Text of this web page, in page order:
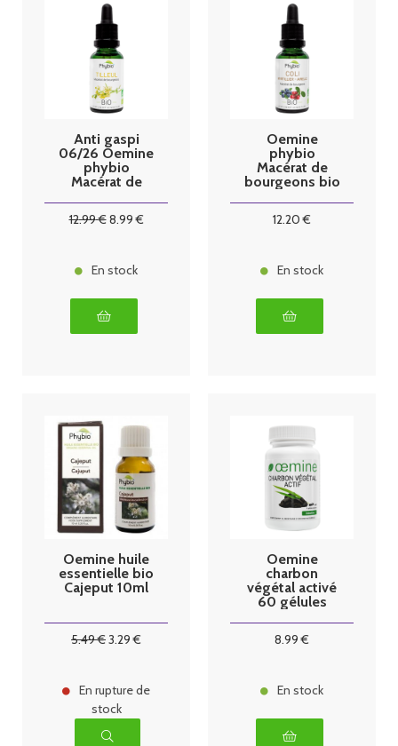
Anti gaspi
06/26 Oemine
phybio
Macérat de
12.99€8.99€
En stock
Oemine
phybio
Macérat de
bourgeons bio
12.20 €
En stock
Oemine huile
essentielle bio
Cajeput 10ml
5.49€3.29 €
En rupture de
stock
Oemine
charbon
végétal activé
60 gélules
8.99 €
En stock